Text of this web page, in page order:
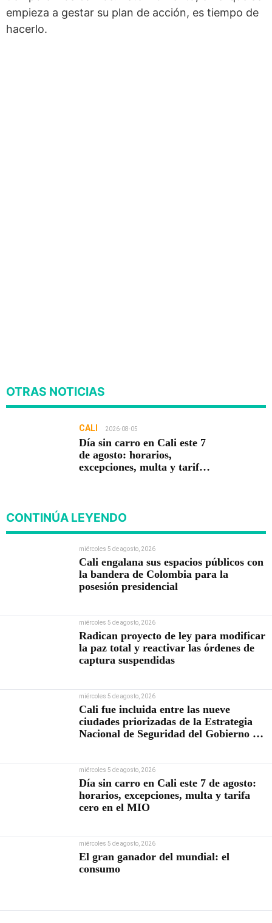
empieza a gestar su plan de acción, es tiempo de
hacerlo.
OTRAS NOTICIAS
CALI 2026-08-05
Día sin carro en Cali este 7
de agosto: horarios,
excepciones, multa y tarifa
CONTINÚA LEYENDO
miércoles 5 de agosto, 2026
Cali engalana sus espacios públicos con
la bandera de Colombia para la
posesión presidencial
miércoles 5 de agosto, 2026
Radican proyecto de ley para modificar
la paz total y reactivar las órdenes de
captura suspendidas
miércoles 5 de agosto, 2026
Cali fue incluida entre las nueve
ciudades priorizadas de la Estrategia
Nacional de Seguridad del Gobierno de
miércoles 5 de agosto, 2026
Día sin carro en Cali este 7 de agosto:
horarios, excepciones, multa y tarifa
cero en el MIO
miércoles 5 de agosto, 2026
El gran ganador del mundial: el
consumo